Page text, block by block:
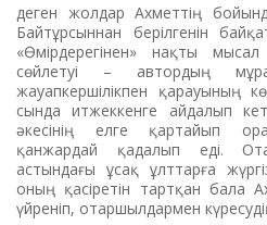
деген жолдар Ахметтің
Бай­тұрсыннан берілгенін
«Өмір­дерегінен» нақты
сөйлетуі – автор­дың
жауапкершілікпен қарауының
сында итжеккенге айдалып
әкесінің ел­ге қартайып
қанжардай қадалып еді.
астындағы ұсақ ұлттарға
оның қасіретін тартқан бала
үйреніп, отаршылдармен